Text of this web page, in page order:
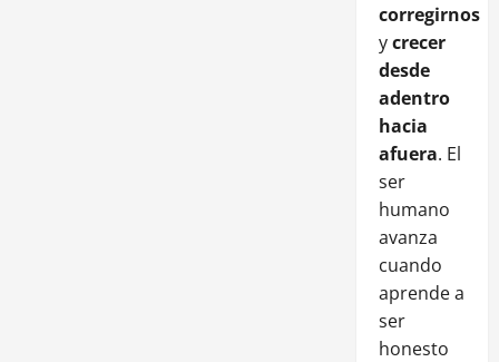
corregirnos
ycrecer
desde
adentro
hacia
afuera. El
ser
humano
avanza
cuando
aprende a
ser
honesto